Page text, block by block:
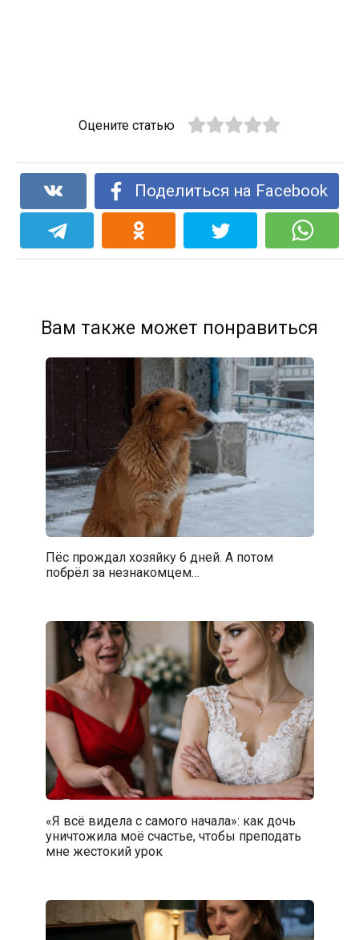
Оцените статью
Поделиться на Facebook
Вам также может понравиться
Пёс прождал хозяйку 6 дней. А потом
побрёл за незнакомцем…
«Я всё видела с самого начала»: как дочь
уничтожила моё счастье, чтобы преподать
мне жестокий урок